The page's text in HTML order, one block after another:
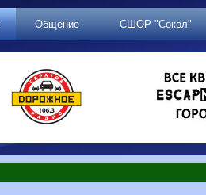
Общение СШОР "Сокол"